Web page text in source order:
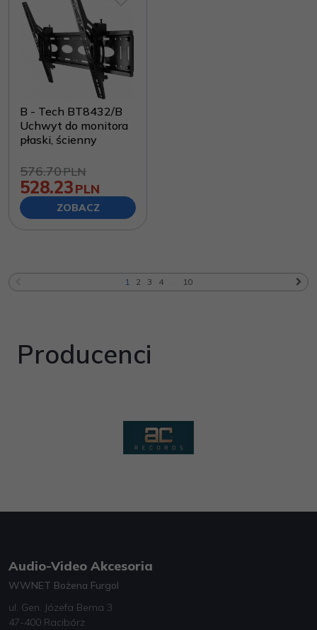
B - Tech BT8432/B
Uchwyt do monitora
płaski, ścienny
576.70PLN
528.23PLN
ZOBACZ
1 2 3 4 10
Producenci
Audio-Video Akcesoria
WWNET Bożena Furgol
ul. Gen. Józefa Bema 3
47-400 Racibórz